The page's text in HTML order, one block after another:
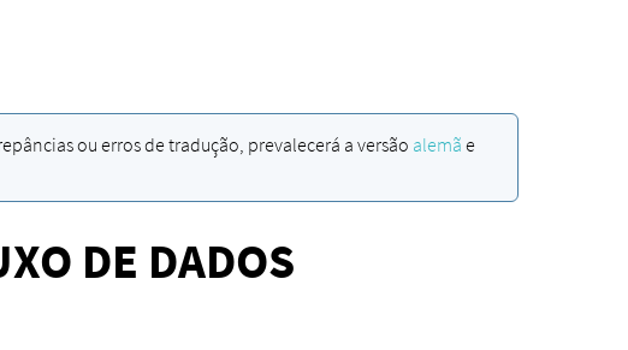
ou erros de tradução, prevalecerá a versão alemã e
DE DADOS